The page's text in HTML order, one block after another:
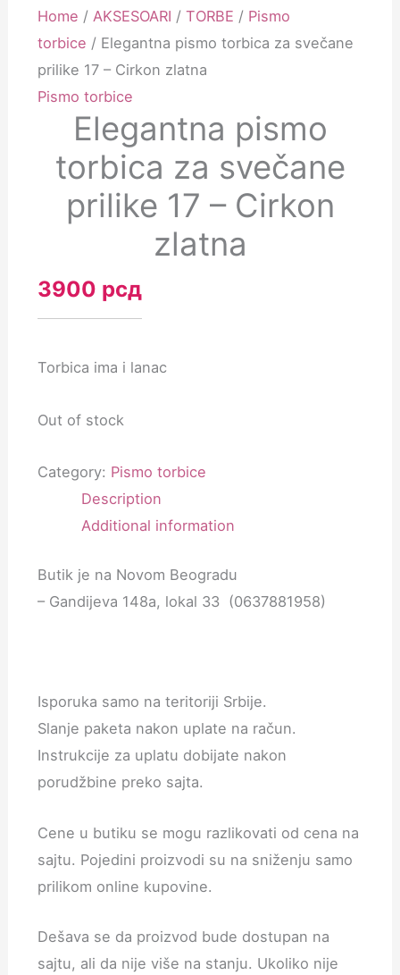
Home / AKSESOARI / TORBE / Pismo
torbice / Elegantna pismo torbica za svečane
prilike 17 – Cirkon zlatna
Pismo torbice
Elegantna pismo
torbica za svečane
prilike 17 – Cirkon
zlatna
3900 рсд
Torbica ima i lanac
Out of stock
Category: Pismo torbice
Description
Additional information
Butik je na Novom Beogradu
– Gandijeva 148a, lokal 33 (0637881958)
Isporuka samo na teritoriji Srbije.
Slanje paketa nakon uplate na račun.
Instrukcije za uplatu dobijate nakon
porudžbine preko sajta.
Cene u butiku se mogu razlikovati od cena na
sajtu. Pojedini proizvodi su na sniženju samo
prilikom online kupovine.
Dešava se da proizvod bude dostupan na
sajtu, ali da nije više na stanju. Ukoliko nije